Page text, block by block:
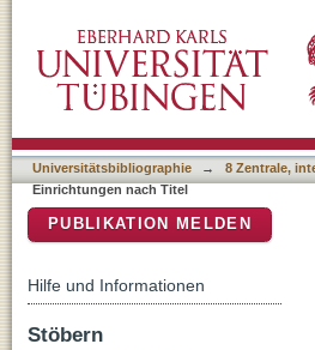
Universitätsbibliographie →
8 Zentrale,
Einrichtungen nach Titel
PUBLIKATION MELDEN
Hilfe und Informationen
Stöbern